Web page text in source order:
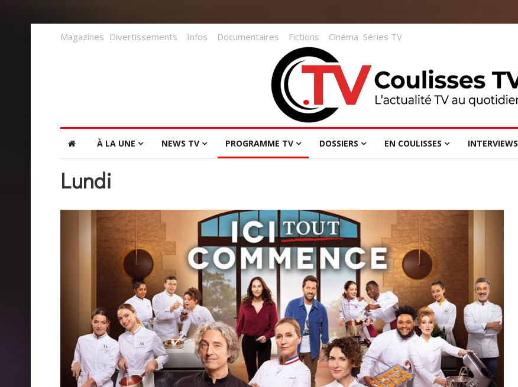
Magazines Divertissements Infos Documentaires Fictions Cinéma Séries TV
À LA UNE NEWS TV PROGRAMME TV DOSSIERS EN COULISSES INTERVIEWS
Lundi